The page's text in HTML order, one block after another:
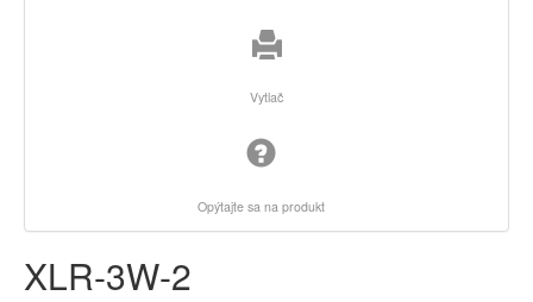
Vytlač
Opýtajte sa na produkt
XLR-3W-2